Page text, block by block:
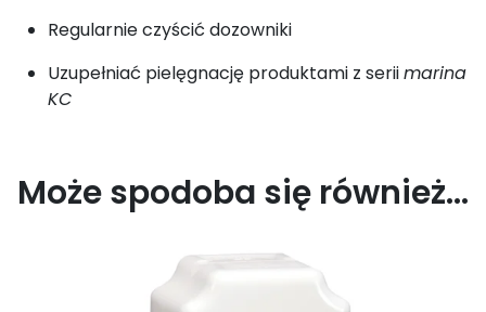
Regularnie czyścić dozowniki
Uzupełniać pielęgnację produktami z seriimarina
KC
Może spodoba się również…